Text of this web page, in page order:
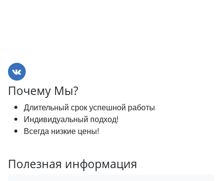
Почему Мы?
Длительный срок успешной работы
Индивидуальный подход!
Всегда низкие цены!
Полезная информация